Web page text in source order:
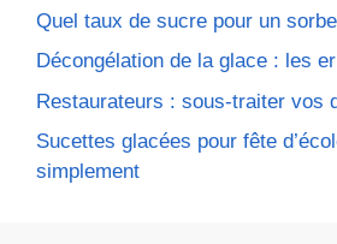
Quel taux de sucre pour un
Décongélation de la glace : les
Restaurateurs : sous-traiter vos
Sucettes glacées pour fête
simplement